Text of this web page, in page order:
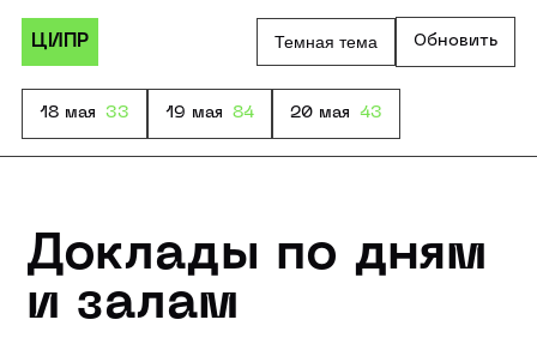
ЦИПР
18 мая 33 19 мая 84 20 мая 43
Темная тема Обновить
Доклады по дням
и залам